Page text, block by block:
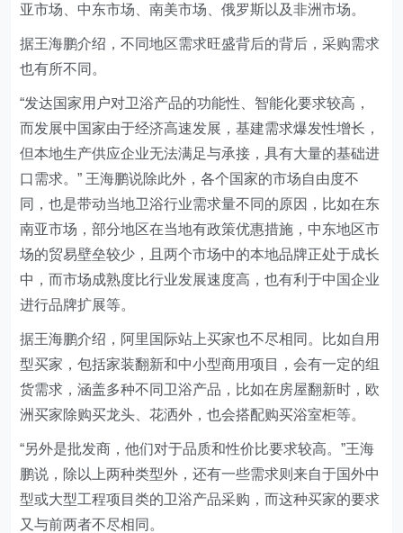
亚市场、中东市场、南美市场、俄罗斯以及非洲市场。
据王海鹏介绍，不同地区需求旺盛背后的背后，采购需求
也有所不同。
“发达国家用户对卫浴产品的功能性、智能化要求较高，
而发展中国家由于经济高速发展，基建需求爆发性增长，
但本地生产供应企业无法满足与承接，具有大量的基础进
口需求。” 王海鹏说除此外，各个国家的市场自由度不
同，也是带动当地卫浴行业需求量不同的原因，比如在东
南亚市场，部分地区在当地有政策优惠措施，中东地区市
场的贸易壁垒较少，且两个市场中的本地品牌正处于成长
中，而市场成熟度比行业发展速度高，也有利于中国企业
进行品牌扩展等。
据王海鹏介绍，阿里国际站上买家也不尽相同。比如自用
型买家，包括家装翻新和中小型商用项目，会有一定的组
货需求，涵盖多种不同卫浴产品，比如在房屋翻新时，欧
洲买家除购买龙头、花洒外，也会搭配购买浴室柜等。
“另外是批发商，他们对于品质和性价比要求较高。”王海
鹏说，除以上两种类型外，还有一些需求则来自于国外中
型或大型工程项目类的卫浴产品采购，而这种买家的要求
又与前两者不尽相同。